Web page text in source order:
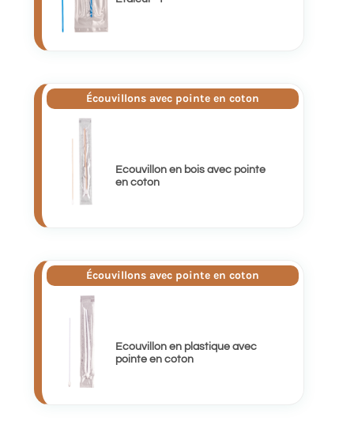
Écouvillons avec pointe en coton
Ecouvillon en bois avec pointe
en coton
Écouvillons avec pointe en coton
Ecouvillon en plastique avec
pointe en coton